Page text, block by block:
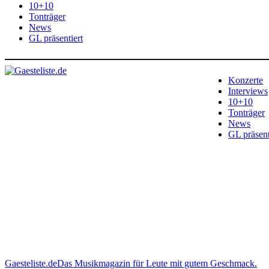
10+10
Tonträger
News
GL präsentiert
Konzerte
Interviews
10+10
Tonträger
News
GL
Gaesteliste.deDas Musikmagazin für Leute mit gutem Geschmack.